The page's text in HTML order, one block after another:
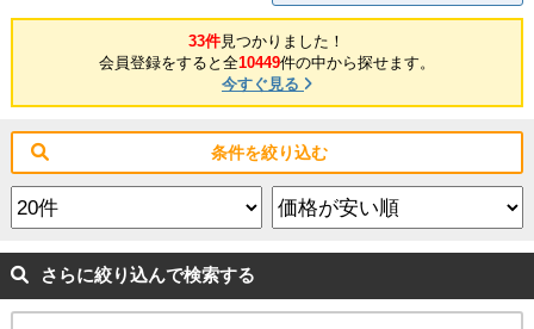
33件見つかりました！
会員登録をすると全10449件の中から探せます。
今すぐ見る
条件を絞り込む
さらに絞り込んで検索する